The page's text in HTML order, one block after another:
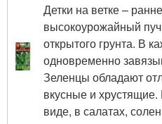
Детки на ветке –
высокоурожайный
открытого грунта. В
одновременно
Зеленцы обладают
вкусные и
виде, в салатах,